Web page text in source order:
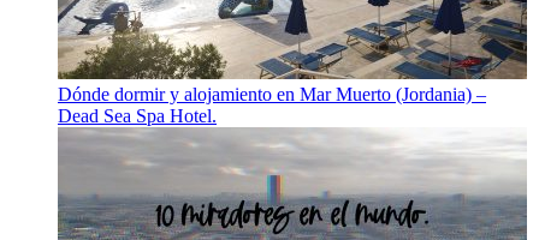
Dónde dormir y alojamiento en Mar Muerto (Jordania) –
Dead Sea Spa Hotel.